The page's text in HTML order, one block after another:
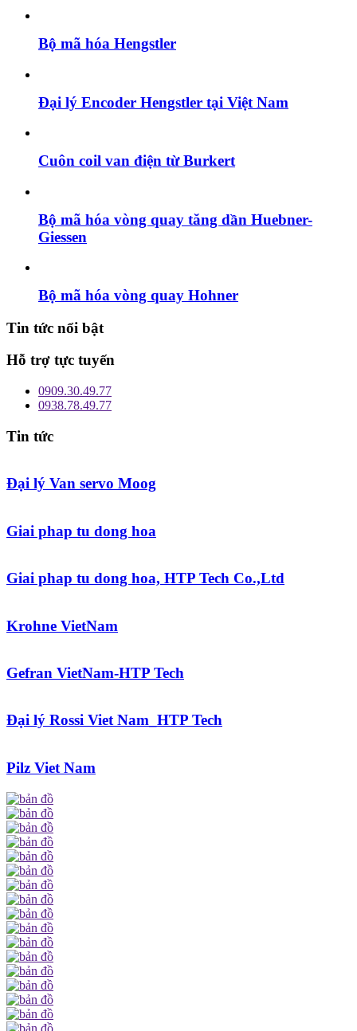
Bộ mã hóa Hengstler
Đại lý Encoder Hengstler tại Việt Nam
Cuôn coil van điện từ Burkert
Bộ mã hóa vòng quay tăng dần Huebner-
Giessen
Bộ mã hóa vòng quay Hohner
Tin tức nổi bật
Hỗ trợ tực tuyến
0909.30.49.77
0938.78.49.77
Tin tức
Đại lý Van servo Moog
Giai phap tu dong hoa
Giai phap tu dong hoa, HTP Tech Co.,Ltd
Krohne VietNam
Gefran VietNam-HTP Tech
Đại lý Rossi Viet Nam_HTP Tech
Pilz Viet Nam